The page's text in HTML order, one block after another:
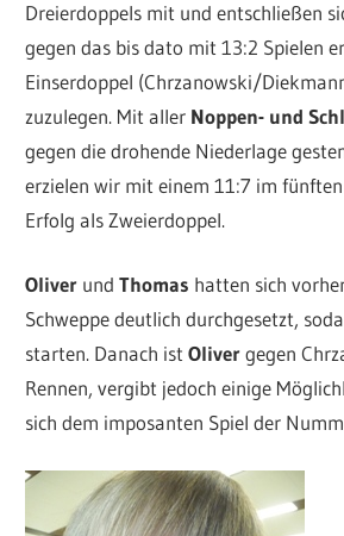
Dreierdoppels mit und entschließen
gegen das bis dato mit 13:2 Spielen
Einserdoppel (Chrzanowski/
zuzulegen. Mit aller Noppen- und
gegen die drohende Niederlage
erzielen wir mit einem 11:7 im
Erfolg als Zweierdoppel.
Oliver undThomas hatten sich
Schweppe deutlich durchgesetzt,
starten. Danach istOlivergegen
Rennen, vergibt jedoch einige
sich dem imposanten Spiel der